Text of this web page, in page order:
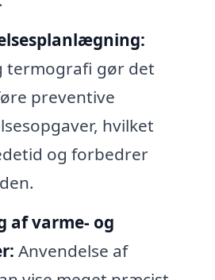
termografi gør det
preventive
hvilket
og forbedrer
af varme- og
Anvendelse af